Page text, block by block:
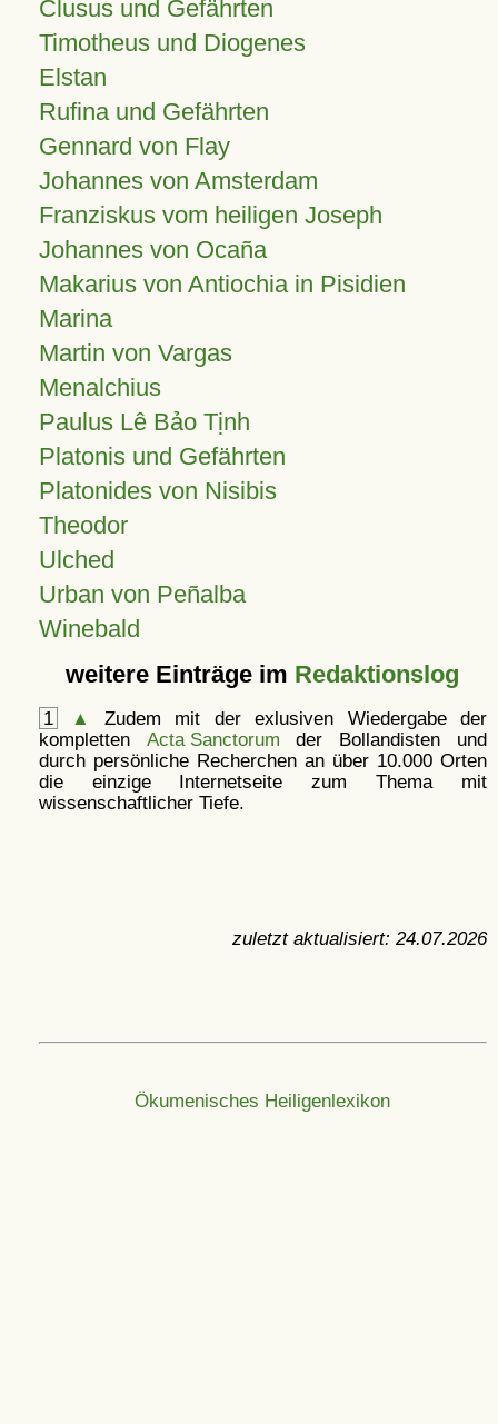
Clusus und Gefährten
Timotheus und Diogenes
Elstan
Rufina und Gefährten
Gennard von Flay
Johannes von Amsterdam
Franziskus vom heiligen Joseph
Johannes von Ocaña
Makarius von Antiochia in Pisidien
Marina
Martin von Vargas
Menalchius
Paulus Lê Bảo Tịnh
Platonis und Gefährten
Platonides von Nisibis
Theodor
Ulched
Urban von Peñalba
Winebald
weitere Einträge im Redaktionslog
1 ▲
Zudem mit der exlusiven Wiedergabe der
kompletten Acta Sanctorum der Bollandisten und
durch persönliche Recherchen an über 10.000 Orten
die einzige Internetseite zum Thema mit
wissenschaftlicher Tiefe.
zuletzt aktualisiert: 24.07.2026
Ökumenisches Heiligenlexikon